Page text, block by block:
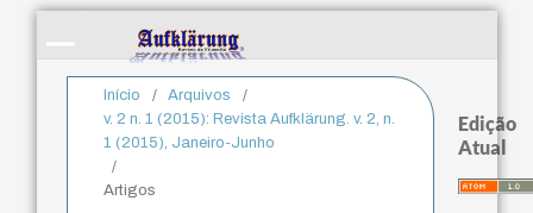
Início / Arquivos
/
v. 2 n. 1 (2015): Revista Aufklärung. v. 2, n.
1 (2015), Janeiro-Junho
/
Artigos
Edição
Atual